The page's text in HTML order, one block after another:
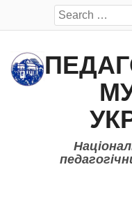
Search
for: